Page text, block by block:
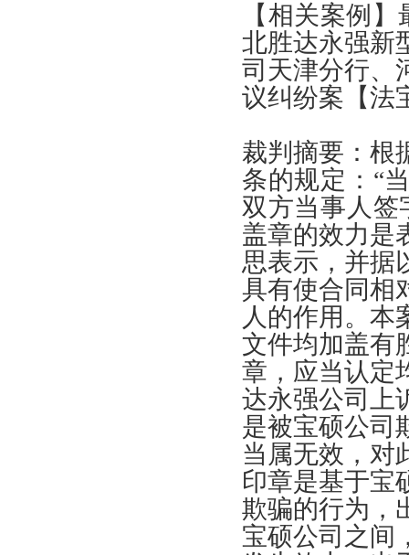
【相关案例 】
北胜达永强新
司天津分行、
议纠纷案 【法
裁判摘要 ： 根
条的规定 ：“
双方当事人签
盖章的效力是
思表示 ， 并据
具有使合同相
人的作用 。 本
文件均加盖有
章 ， 应当认定
达永强公司上
是被宝硕公司
当属无效 ， 对
印章是基于宝
欺骗的行为 ，
宝硕公司之间